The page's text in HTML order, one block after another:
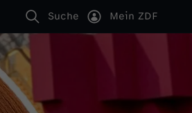
Suche Mein ZDF